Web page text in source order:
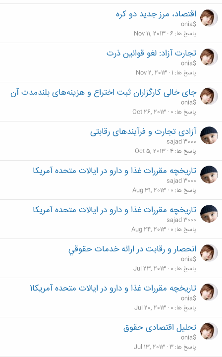
اقتصاد، مرز جدید دو کره
onia$
پاسخ ها 6
Nov 11, 2013
تجارت آزاد: لغو قوانین ذرت
onia$
پاسخ ها 1
Nov 2, 2013
جای خالی کارگزاران ثبت اختراع و هزينه‌های بلندمدت آن
onia$
پاسخ ها 0
Oct 26, 2013
آزادی تجارت و فرآیندهای رقابتی
sajad 3000
پاسخ ها 4
Oct 5, 2013
تاریخچه مقررات غذا و دارو در ایالات متحده آمریکا
sajad 3000
پاسخ ها 0
Aug 31, 2013
تاریخچه مقررات غذا و دارو در ایالات متحده آمریکا
sajad 3000
پاسخ ها 0
Aug 24, 2013
انحصار و رقابت در ارائه خدمات حقوقي
onia$
پاسخ ها 0
Jul 23, 2013
تاریخچه مقررات غذا و دارو در ایالات متحده آمريكا1
onia$
پاسخ ها 0
Jul 20, 2013
تحلیل اقتصادی حقوق
onia$
پاسخ ها 3
Jul 13, 2013